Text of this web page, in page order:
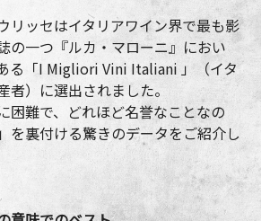
リッセはイタリアワイン界で最も影
の一つ『ルカ・マローニ』におい
る「I Migliori Vini Italiani 」（イタ
者）に選出されました。
困難で、どれほど名誉なことなの
を裏付ける驚きのデータをご紹介し